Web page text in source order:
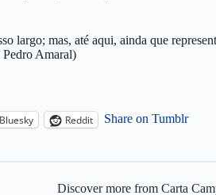
largo; mas, até aqui, ainda que
Pedro Amaral)
Bluesky Reddit Share on Tumblr
Discover more from Carta